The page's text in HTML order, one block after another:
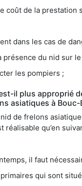
coût de la prestation
dans les cas de
présence du nid sur
les pompiers ;
il plus approprié
asiatiques à Bouc-
de frelons
réalisable qu’en
il faut
qui sont